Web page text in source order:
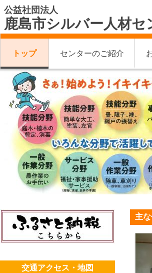
公益社団法人
鹿島市シルバー人材セ
トップ センターのご紹介
主
交通アクセス・地図